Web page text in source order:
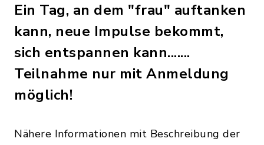
Ein Tag, an dem "frau" auftanken
kann, neue Impulse bekommt,
sich entspannen kann.......
Teilnahme nur mit Anmeldung
möglich!
Nähere Informationen mit Beschreibung der